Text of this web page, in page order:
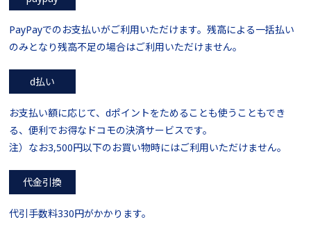
PayPayでのお支払いがご利用いただけます。残高による一括払い
のみとなり残高不足の場合はご利用いただけません。
d払い
お支払い額に応じて、dポイントをためることも使うこともでき
る、便利でお得なドコモの決済サービスです。
注）なお3,500円以下のお買い物時にはご利用いただけません。
代金引換
代引手数料330円がかかります。